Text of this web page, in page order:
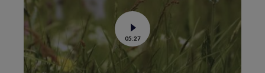
Voir
la
vidéo
de
Biodiversité
05:27